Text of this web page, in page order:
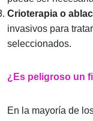
Crioterapia o
invasivos para
seleccionados.
¿Es peligroso un
En la mayoría de